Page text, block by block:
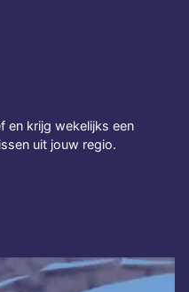
en krijg wekelijks een
uit jouw regio.